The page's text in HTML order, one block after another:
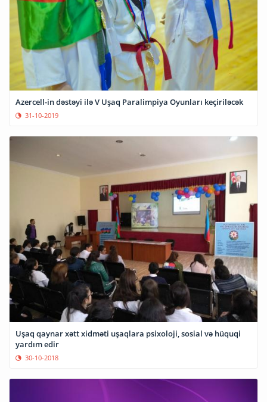
Azercell-in dəstəyi ilə V Uşaq Paralimpiya Oyunları keçiriləcək
31-10-2019
Uşaq qaynar xətt xidməti uşaqlara psixoloji, sosial və hüquqi
yardım edir
30-10-2018